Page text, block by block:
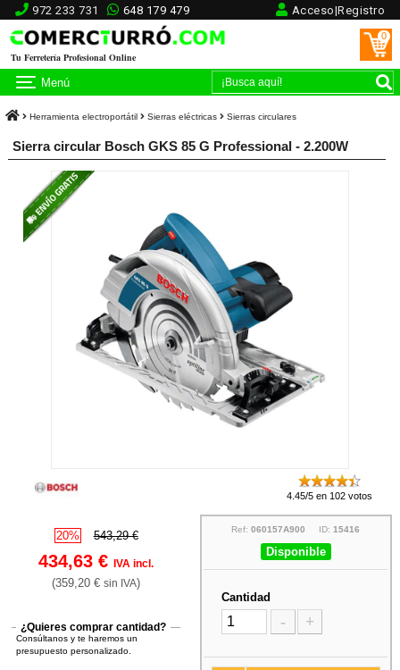
972 233 731 648 179 479 Acceso|Registro
Tu Ferretería Profesional Online
0
Menú
Herramienta electroportátil Sierras eléctricas Sierras circulares
Sierra circular Bosch GKS 85 G Professional - 2.200W
4.45/5 en 102 votos
20% 543,29 €
434,63 €IVA incl.
(359,20 €sin IVA)
¿Quieres comprar cantidad?
Consúltanos y te haremos un
presupuesto personalizado.
Ref:060157A900 ID:15416
Disponible
Cantidad
- +